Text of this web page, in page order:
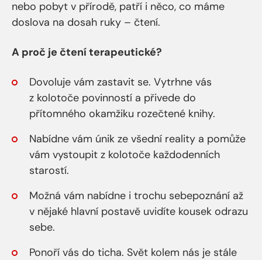
nebo pobyt v přírodě, patří i něco, co máme
doslova na dosah ruky – čtení.
A proč je čtení terapeutické?
Dovoluje vám zastavit se. Vytrhne vás
z kolotoče povinností a přivede do
přítomného okamžiku rozečtené knihy.
Nabídne vám únik ze všední reality a pomůže
vám vystoupit z kolotoče každodenních
starostí.
Možná vám nabídne i trochu sebepoznání až
v nějaké hlavní postavě uvidíte kousek odrazu
sebe.
Ponoří vás do ticha. Svět kolem nás je stále